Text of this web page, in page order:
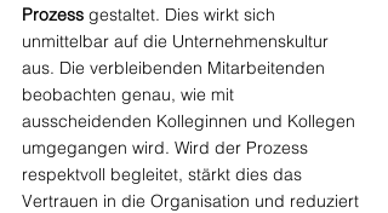
Prozess gestaltet. Dies wirkt sich
unmittelbar auf die Unternehmenskultur
aus. Die verbleibenden Mitarbeitenden
beobachten genau, wie mit
ausscheidenden Kolleginnen und Kollegen
umgegangen wird. Wird der Prozess
respektvoll begleitet, stärkt dies das
Vertrauen in die Organisation und reduziert